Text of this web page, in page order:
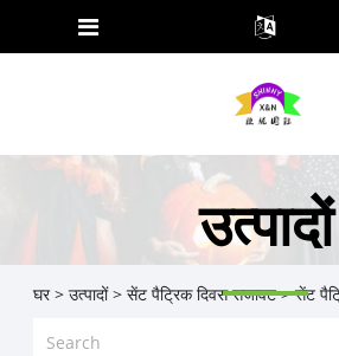
उत्पादों
घर > उत्पादों> सेंट पैट्रिक दिवस सजावट> सेंट